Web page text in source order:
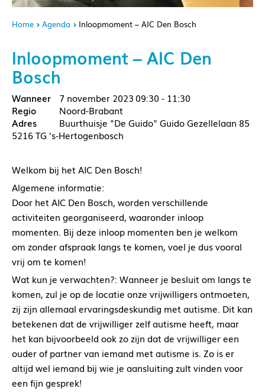
Home Agenda Inloopmoment – AIC Den Bosch
Inloopmoment – AIC Den
Bosch
7 november 2023 09:30 - 11:30
Noord-Brabant
Buurthuisje "De Guido" Guido Gezellelaan 85
5216 TG 's-Hertogenbosch
Welkom bij het AIC Den Bosch!
Algemene informatie:
Door het AIC Den Bosch, worden verschillende
activiteiten georganiseerd, waaronder inloop
momenten. Bij deze inloop momenten ben je welkom
om zonder afspraak langs te komen, voel je dus vooral
vrij om te komen!
Wat kun je verwachten?: Wanneer je besluit om langs te
komen, zul je op de locatie onze vrijwilligers ontmoeten,
zij zijn allemaal ervaringsdeskundig met autisme. Dit kan
betekenen dat de vrijwilliger zelf autisme heeft, maar
het kan bijvoorbeeld ook zo zijn dat de vrijwilliger een
ouder of partner van iemand met autisme is. Zo is er
altijd wel iemand bij wie je aansluiting zult vinden voor
een fijn gesprek!